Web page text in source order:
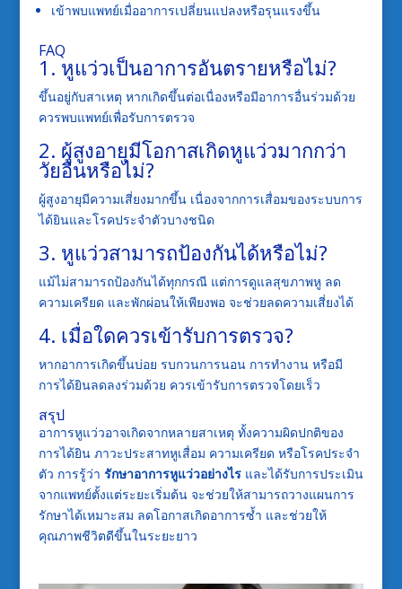
เข้าพบแพทย์เมื่ออาการเปลี่ยนแปลงหรือรุนแรงขึ้น
FAQ
1. หูแว่วเป็นอาการอันตรายหรือไม่?
ขึ้นอยู่กับสาเหตุ หากเกิดขึ้นต่อเนื่องหรือมีอาการอื่นร่วมด้วย
ควรพบแพทย์เพื่อรับการตรวจ
2. ผู้สูงอายุมีโอกาสเกิดหูแว่วมากกว่า
วัยอื่นหรือไม่?
ผู้สูงอายุมีความเสี่ยงมากขึ้น เนื่องจากการเสื่อมของระบบการ
ได้ยินและโรคประจำตัวบางชนิด
3. หูแว่วสามารถป้องกันได้หรือไม่?
แม้ไม่สามารถป้องกันได้ทุกกรณี แต่การดูแลสุขภาพหู ลด
ความเครียด และพักผ่อนให้เพียงพอ จะช่วยลดความเสี่ยงได้
4. เมื่อใดควรเข้ารับการตรวจ?
หากอาการเกิดขึ้นบ่อย รบกวนการนอน การทำงาน หรือมี
การได้ยินลดลงร่วมด้วย ควรเข้ารับการตรวจโดยเร็ว
สรุป
อาการหูแว่วอาจเกิดจากหลายสาเหตุ ทั้งความผิดปกติของ
การได้ยิน ภาวะประสาทหูเสื่อม ความเครียด หรือโรคประจำ
ตัว การรู้ว่า รักษาอาการหูแว่วอย่างไรและได้รับการประเมิน
จากแพทย์ตั้งแต่ระยะเริ่มต้น จะช่วยให้สามารถวางแผนการ
รักษาได้เหมาะสม ลดโอกาสเกิดอาการซ้ำ และช่วยให้
คุณภาพชีวิตดีขึ้นในระยะยาว